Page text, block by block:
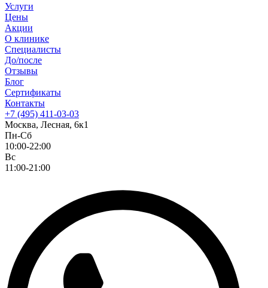
Услуги
Цены
Акции
О клинике
Специалисты
До/после
Отзывы
Блог
Сертификаты
Контакты
+7 (495) 411-03-03
Москва, Лесная, 6к1
Пн-Сб
10:00-22:00
Вс
11:00-21:00